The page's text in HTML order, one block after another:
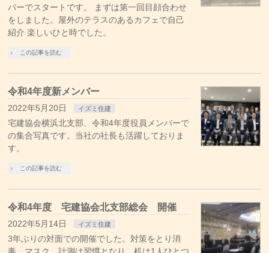
バーでスタートです。 まずは第一回目顔合わせ
をしました。屋外のテラスのあるカフェで自己
紹介 楽しいひと時でした。
この記事を読む
令和4年度新メンバー
2022年5月20日 イズミ住建
宅建協会横浜北支部、令和4年度役員メンバーで
の集合写真です。当社の社長も活躍しておりま
す。
この記事を読む
令和4年度 宅建協会北支部総会 開催
2022年5月14日 イズミ住建
3年ぶりの対面での開催でした。対策をとり消